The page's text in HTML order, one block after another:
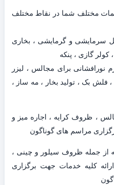
مختلف شما در نقاط مختلف
سرمایشی و گرمایشی ، بخاری
گازی ، پنکه
نورافشانی برای مجالس ، لیزر
فلش بک ، تولید بخار ، مه ساز ،
، ظروف کرایه ، اجاره میز و
مراسم های گوناگون
از جمله ظروف سیلور و چینی ،
کلیه خدمات جهت برگزاری